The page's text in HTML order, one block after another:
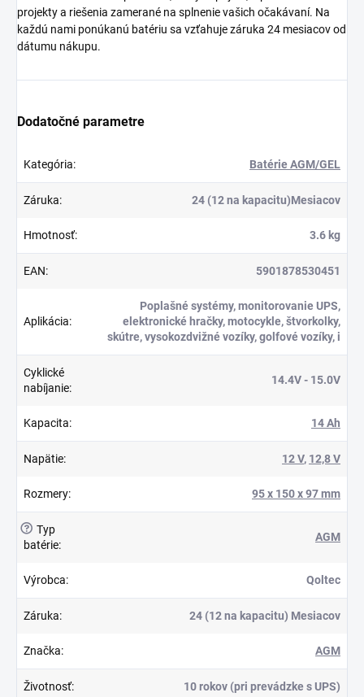
projekty a riešenia zamerané na splnenie vašich očakávaní. Na
každú nami ponúkanú batériu sa vzťahuje záruka 24 mesiacov od
dátumu nákupu.
Dodatočné parametre
Kategória: Batérie AGM/GEL
Záruka: 24 (12 na kapacitu)Mesiacov
Hmotnosť: 3.6 kg
EAN: 5901878530451
Aplikácia:
Poplašné systémy, monitorovanie UPS,
elektronické hračky, motocykle, štvorkolky,
skútre, vysokozdvižné vozíky, golfové vozíky, i
Cyklické
nabíjanie:
14.4V - 15.0V
Kapacita: 14 Ah
Napätie: 12 V, 12,8 V
Rozmery: 95 x 150 x 97 mm
? Typ
batérie:
AGM
Výrobca: Qoltec
Záruka: 24 (12 na kapacitu) Mesiacov
Značka: AGM
Životnosť: 10 rokov (pri prevádzke s UPS)